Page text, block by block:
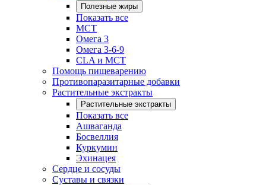
Полезные жиры
Показать все
MCT
Омега 3
Омега 3-6-9
CLA и MCT
Помощь пищеварению
Противопаразитарные добавки
Растительные экстракты
Растительные экстракты
Показать все
Ашваганда
Босвеллия
Куркумин
Эхинацея
Сердце и сосуды
Суставы и связки